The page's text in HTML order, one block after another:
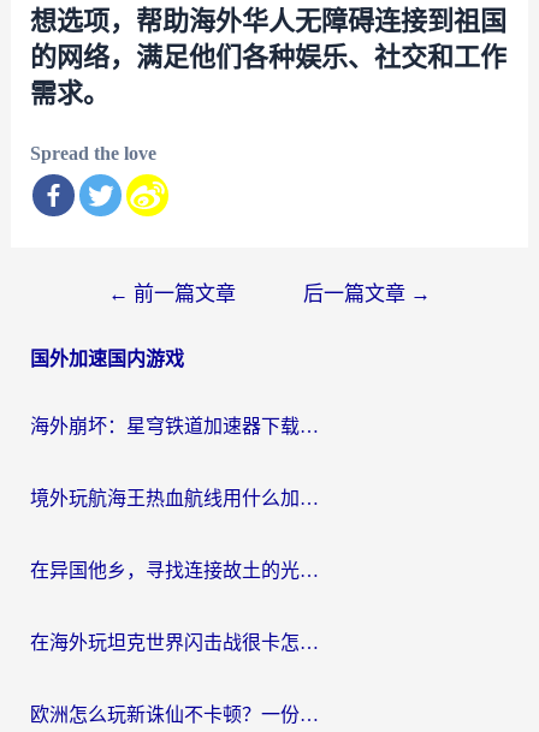
想选项，帮助海外华人无障碍连接到祖国
的网络，满足他们各种娱乐、社交和工作
需求。
Spread the love
导
← 前一篇文章 后一篇文章 →
国外加速国内游戏
海外崩坏：星穹铁道加速器下载安装：一份给游子的终极网络指南
境外玩航海王热血航线用什么加速器？2026海外玩家实测最优方案（附欧洲问道堡垒前线加速技巧）
在异国他乡，寻找连接故土的光明大陆免费加速器
在海外玩坦克世界闪击战很卡怎么办？老玩家亲测有效的加速器选择指南
欧洲怎么玩新诛仙不卡顿？一份给海外游子的国服游戏畅玩指南